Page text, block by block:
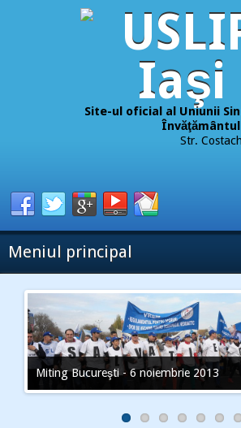
Site-ul oficial al Uniunii
Str.
0759
Meniul principal
Miting Bucureşti - 6 noiembrie 2013